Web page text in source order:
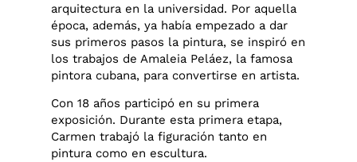
arquitectura en la universidad. Por aquella
época, además, ya había empezado a dar
sus primeros pasos la pintura, se inspiró en
los trabajos de Amaleia Peláez, la famosa
pintora cubana, para convertirse en artista.
Con 18 años participó en su primera
exposición. Durante esta primera etapa,
Carmen trabajó la figuración tanto en
pintura como en escultura.